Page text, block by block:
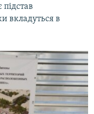
вкладуться в